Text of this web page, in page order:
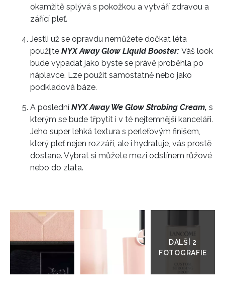
okamžitě splývá s pokožkou a vytváří zdravou a
zářící pleť.
Jestli už se opravdu nemůžete dočkat léta
použijte NYX Away Glow Liquid Booster: Váš look
bude vypadat jako byste se právě proběhla po
náplavce. Lze použít samostatně nebo jako
podkladová báze.
A poslední NYX Away We Glow Strobing Cream, s
kterým se bude třpytit i v té nejtemnější kanceláři.
Jeho super lehká textura s perleťovým finišem,
který pleť nejen rozzáří, ale i hydratuje, vás prostě
dostane. Vybrat si můžete mezi odstínem růžové
nebo do zlata.
do
galerie